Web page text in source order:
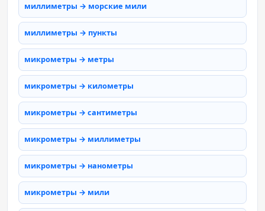
миллиметры → морские мили
миллиметры → пункты
микрометры → метры
микрометры → километры
микрометры → сантиметры
микрометры → миллиметры
микрометры → нанометры
микрометры → мили